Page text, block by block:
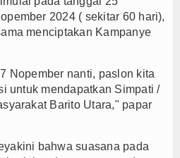
2024 ( sekitar 60 hari),
menciptakan Kampanye
Nopember nanti, paslon kita
untuk mendapatkan Simpati /
Barito Utara," papar
bahwa suasana pada